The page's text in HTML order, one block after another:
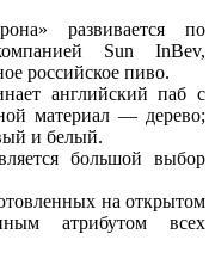
развивается по
Sun InBev,
российское пиво.
английский паб с
материал — дерево;
и белый.
большой выбор
на открытом
атрибутом всех